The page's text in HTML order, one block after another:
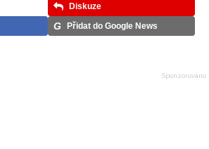
Diskuze
G Přidat do Google News